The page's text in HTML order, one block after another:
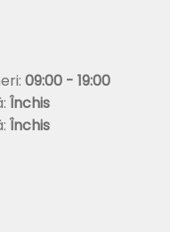
09:00 - 19:00
Închis
Închis